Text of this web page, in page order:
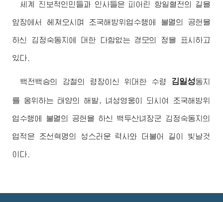
세계 진보적인민들과 인사들은 피어린 항일혈전의 길을
앞장에서 헤쳐오시며 조국해방위업수행에 불멸의 공헌을
하신 김정숙동지 에 대한 다함없는 경모의 정을 표시하고
있다.
백전백승의 강철의 령장이신위대한 수령 김일성동지
를 옹위하는 태양의 해발, 녀성영웅이 되시여 조국해방위
업수행에 불멸의 공헌을 하신 백두산녀장군 김정숙동지의
업적은 조선혁명의 성스러운 력사와 더불어 길이 빛날것
이다.